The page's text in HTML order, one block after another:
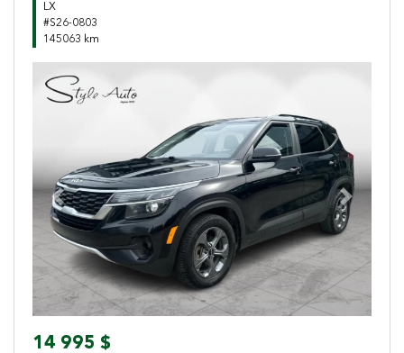
LX
#S26-0803
145063 km
Previous Next
14 995 $